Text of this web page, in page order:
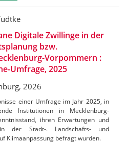
Digitale Zwillinge in der
bzw.
Vorpommern :
Umfrage, 2025
2026
einer Umfrage im Jahr 2025, in
Institutionen in Mecklenburg-
ihren Erwartungen und
in der Stadt-. Landschafts- und
Klimaanpassung befragt wurden.